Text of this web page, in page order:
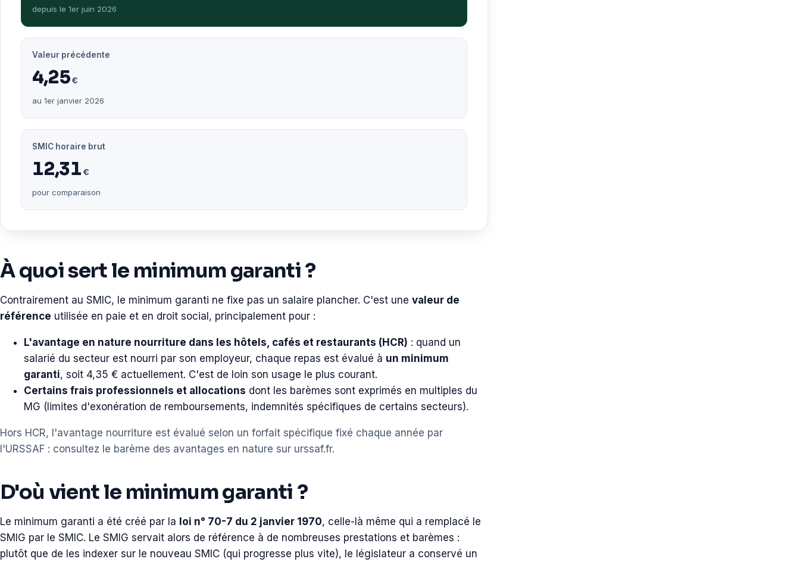
depuis le 1er juin 2026
Valeur précédente
4,25€
au 1er janvier 2026
SMIC horaire brut
12,31 €
pour comparaison
À quoi sert le minimum garanti ?
Contrairement au SMIC, le minimum garanti ne fixe pas un salaire plancher. C'est une valeur de
référence utilisée en paie et en droit social, principalement pour :
L'avantage en nature nourriture dans les hôtels, cafés et restaurants (HCR) : quand un
salarié du secteur est nourri par son employeur, chaque repas est évalué à un minimum
garanti, soit 4,35 € actuellement. C'est de loin son usage le plus courant.
Certains frais professionnels et allocations dont les barèmes sont exprimés en multiples du
MG (limites d'exonération de remboursements, indemnités spécifiques de certains secteurs).
Hors HCR, l'avantage nourriture est évalué selon un forfait spécifique fixé chaque année par
l'URSSAF : consultez le barème des avantages en nature sur urssaf.fr.
D'où vient le minimum garanti ?
Le minimum garanti a été créé par la loi n° 70-7 du 2 janvier 1970, celle-là même qui a remplacé le
SMIG par le SMIC. Le SMIG servait alors de référence à de nombreuses prestations et barèmes :
plutôt que de les indexer sur le nouveau SMIC (qui progresse plus vite), le législateur a conservé un